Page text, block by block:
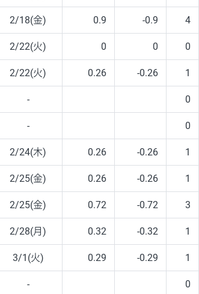
2/18(金) 0.9 -0.9 4
2/22(火) 0 0 0
2/22(火) 0.26 -0.26 1
- 0
- 0
2/24(木) 0.26 -0.26 1
2/25(金) 0.26 -0.26 1
2/25(金) 0.72 -0.72 3
2/28(月) 0.32 -0.32 1
3/1(火) 0.29 -0.29 1
- 0